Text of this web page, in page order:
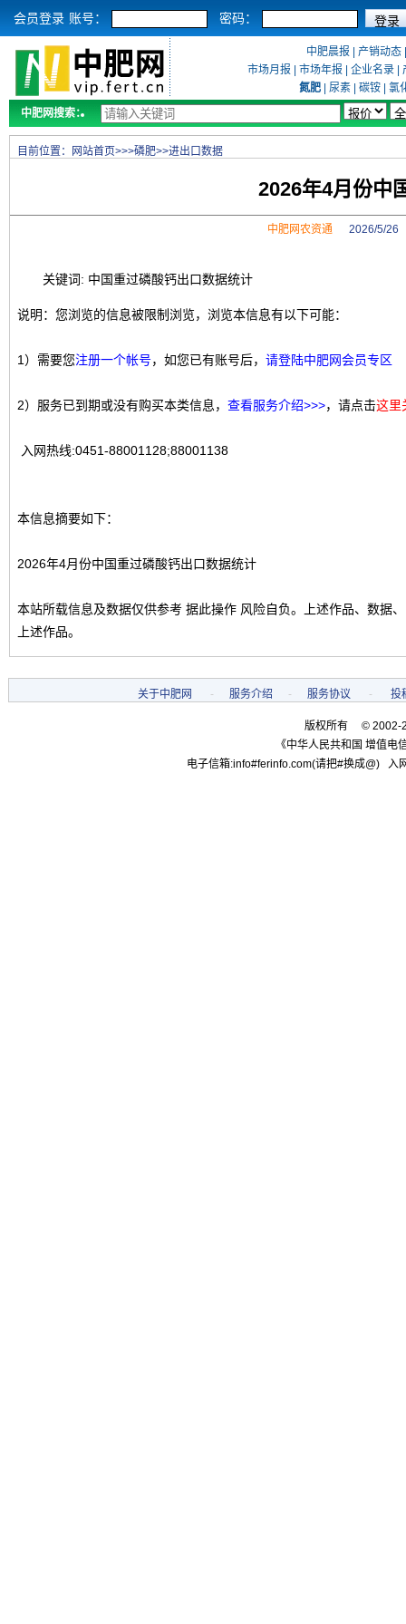
会员登录 账号： 密码：
中肥晨报 产销动态
市场月报
市场年报 企业名录
氮肥
尿素 碳铵
氯
中肥网搜索：
目前位置： 网站首页>>>磷肥>>进出口数据
2026年4月份中
中肥网农资通 2026/5/26
关键词: 中国重过磷酸钙出口数据统计
说明：您浏览的信息被限制浏览，浏览本信息有以下可能：
1）需要您注册一个帐号，如您已有账号后， 请登陆中肥网会员专区
2）服务已到期或没有购买本类信息， 查看服务介绍>>>，请点击这里
入网热线:0451-88001128;88001138
本信息摘要如下：
2026年4月份中国重过磷酸钙出口数据统计
本站所载信息及数据仅供参考 据此操作 风险自负。上述作品、数据
上述作品。
关于中肥网 - 服务介绍 - 服务协议 - 投
版权所有 © 2002-
《中华人民共和国 增值电
电子信箱:info#ferinfo.com(请把#换成@)